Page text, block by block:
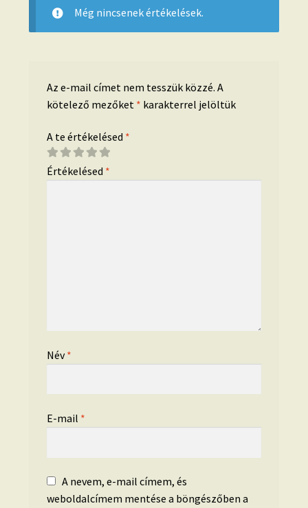
Még nincsenek értékelések.
Az e-mail címet nem tesszük közzé. A
kötelező mezőket * karakterrel jelöltük
A te értékelésed *
Értékelésed *
Név*
E-mail *
A nevem, e-mail címem, és
weboldalcímem mentése a böngészőben a